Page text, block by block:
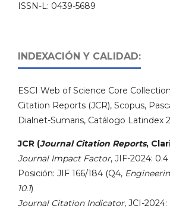
ISSN-L: 0439-5689
INDEXACIÓN Y CALIDAD:
ESCI Web of Science Core
Citation Reports (JCR), Scopus,
Dialnet-Sumaris, Catálogo Latindex
JCR (Journal Citation Reports,
Journal Impact Factor, JIF-2024: 0.4
Posición: JIF 166/184 (Q4,
10.1)
Journal Citation Indicator, JCI-2024: